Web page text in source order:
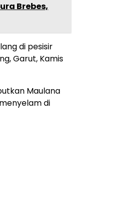
Brebes,
di pesisir
Garut, Kamis
Maulana
di